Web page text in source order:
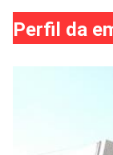
Perfil da